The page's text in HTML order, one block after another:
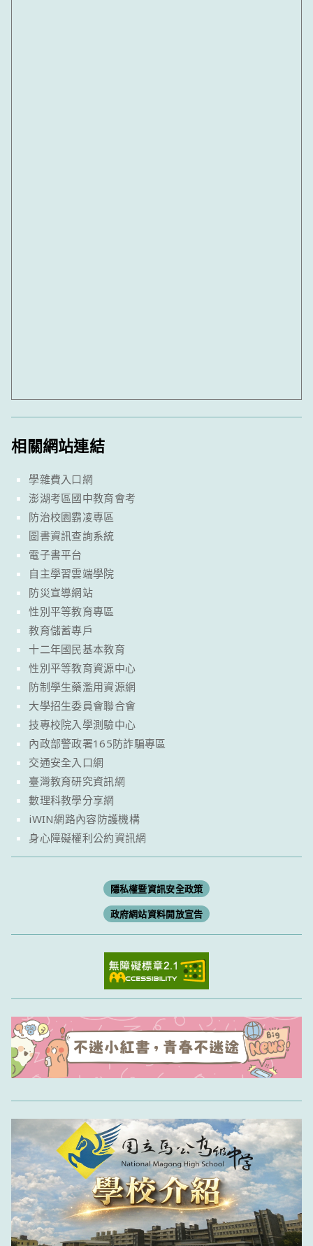
相關網站連結
學雜費入口網
澎湖考區國中教育會考
防治校園霸凌專區
圖書資訊查詢系統
電子書平台
自主學習雲端學院
防災宣導網站
性別平等教育專區
教育儲蓄專戶
十二年國民基本教育
性別平等教育資源中心
防制學生藥濫用資源網
大學招生委員會聯合會
技專校院入學測驗中心
內政部警政署165防詐騙專區
交通安全入口網
臺灣教育研究資訊網
數理科教學分享網
iWIN網路內容防護機構
身心障礙權利公約資訊網
隱私權暨資訊安全政策
政府網站資料開放宣告